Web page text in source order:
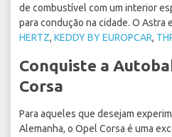
de combustível com um interior
para condução na cidade. O Astra
HERTZ, KEDDY BY EUROPCAR,
Conquiste a
Corsa
Para aqueles que desejam
Alemanha, o Opel Corsa é uma